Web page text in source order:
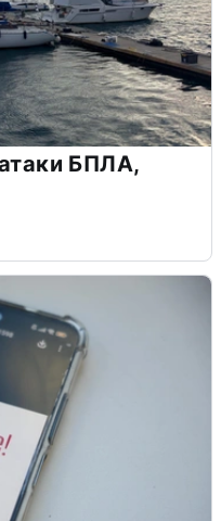
БПЛА,